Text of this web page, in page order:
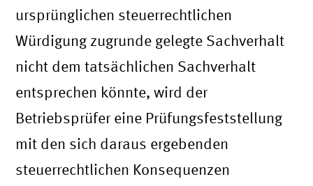
ursprünglichen steuerrechtlichen
Würdigung zugrunde gelegte Sachverhalt
nicht dem tatsächlichen Sachverhalt
entsprechen könnte, wird der
Betriebsprüfer eine Prüfungsfeststellung
mit den sich daraus ergebenden
steuerrechtlichen Konsequenzen